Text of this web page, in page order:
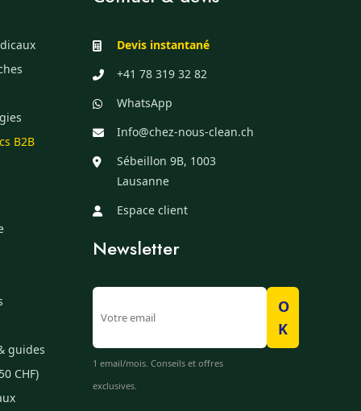
B2B
guides
CHF)
Devis instantané
+41 78 319 32 82
WhatsApp
Info@chez-nous-clean.ch
Sébeillon 9B, 1003
Lausanne
Espace client
Newsletter
O
K
1 email/mois. Conseils et offres
exclusives.